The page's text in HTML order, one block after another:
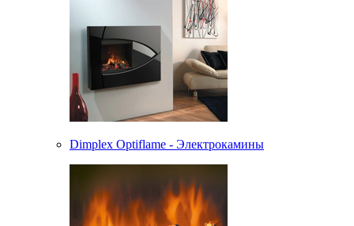
Dimplex Optiflame - Электрокамины